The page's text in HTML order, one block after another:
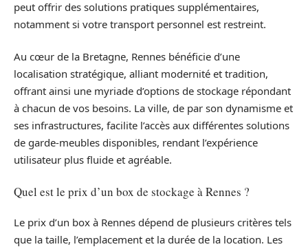
peut offrir des solutions pratiques supplémentaires,
notamment si votre transport personnel est restreint.
Au cœur de la Bretagne, Rennes bénéficie d’une
localisation stratégique, alliant modernité et tradition,
offrant ainsi une myriade d’options de stockage répondant
à chacun de vos besoins. La ville, de par son dynamisme et
ses infrastructures, facilite l’accès aux différentes solutions
de garde-meubles disponibles, rendant l’expérience
utilisateur plus fluide et agréable.
Quel est le prix d’un box de stockage à Rennes ?
Le prix d’un box à Rennes dépend de plusieurs critères tels
que la taille, l’emplacement et la durée de la location. Les